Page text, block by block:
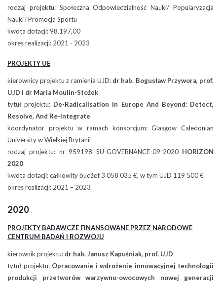
rodzaj projektu: Społeczna Odpowiedzialność Nauki/ Popularyzacja
Nauki i Promocja Sportu
kwota dotacji: 98.197,00
okres realizacji: 2021 - 2023
PROJEKTY UE
kierownicy projektu z ramienia UJD: dr hab. Bogusław Przywora, prof.
UJD i dr Maria Moulin-Stożek
tytuł projektu: De-Radicalisation In Europe And Beyond: Detect,
Resolve, And Re-Integrate
koordynator projektu w ramach konsorcjum: Glasgow Caledonian
University w Wielkiej Brytanii
rodzaj projektu: nr 959198 SU-GOVERNANCE-09-2020 HORIZON
2020
kwota dotacji: całkowity budżet 3 058 035 €, w tym UJD 119 500 €
okres realizacji: 2021 – 2023
2020
PROJEKTY BADAWCZE FINANSOWANE PRZEZ NARODOWE
CENTRUM BADAŃ I ROZWOJU
kierownik projektu: dr hab. Janusz Kapuśniak, prof. UJD
tytuł projektu: Opracowanie i wdrożenie innowacyjnej technologii
produkcji przetworów warzywno-owocowych nowej generacji